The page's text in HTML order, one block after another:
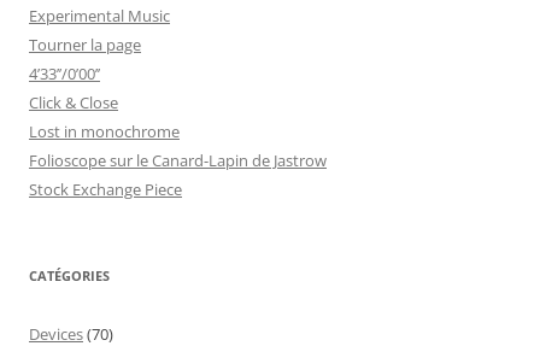
Experimental Music
Tourner la page
4’33’’/0’00’’
Click & Close
Lost in monochrome
Folioscope sur le Canard-Lapin de Jastrow
Stock Exchange Piece
CATÉGORIES
Devices(70)